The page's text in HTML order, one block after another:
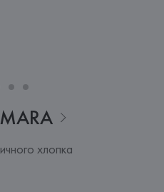
MARA
хлопка